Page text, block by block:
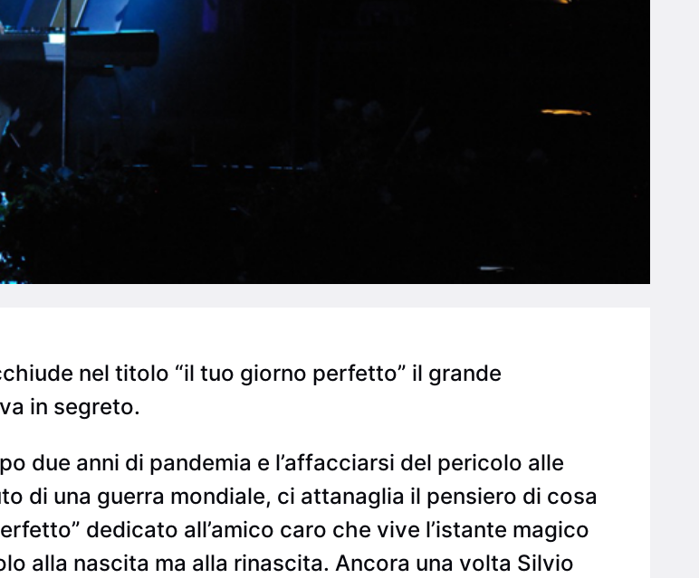
nel titolo “il tuo giorno perfetto” il grande
in segreto.
due anni di pandemia e l’affacciarsi del pericolo alle
di una guerra mondiale, ci attanaglia il pensiero di cosa
dedicato all’amico caro che vive l’istante magico
alla nascita ma alla rinascita. Ancora una volta Silvio